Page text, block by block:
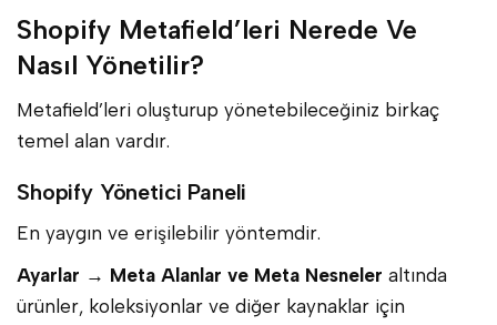
Shopify Metafield’leri Nerede Ve
Nasıl Yönetilir?
Metafield’leri oluşturup yönetebileceğiniz birkaç
temel alan vardır.
Shopify Yönetici Paneli
En yaygın ve erişilebilir yöntemdir.
Ayarlar → Meta Alanlar ve Meta Nesneler altında
ürünler, koleksiyonlar ve diğer kaynaklar için